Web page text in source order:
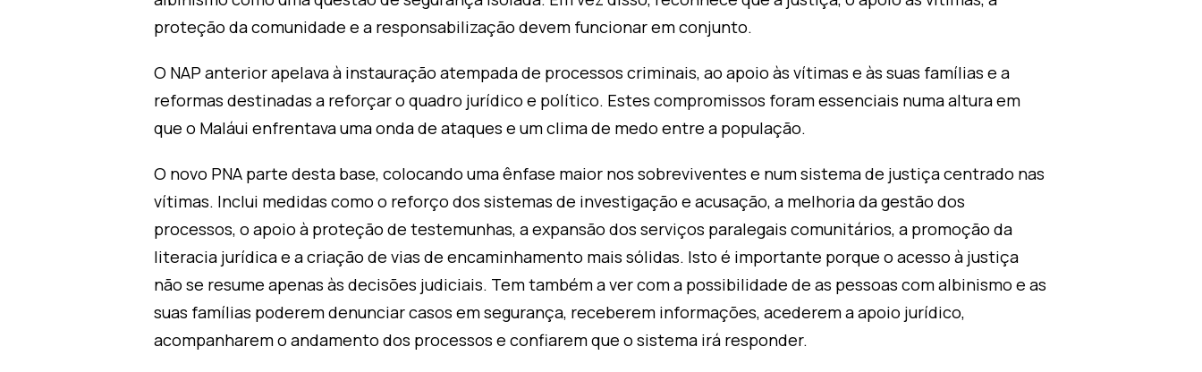
proteção da comunidade e a responsabilização devem funcionar em conjunto.
O NAP anterior apelava à instauração atempada de processos criminais, ao apoio às vítimas e às suas famílias e a
reformas destinadas a reforçar o quadro jurídico e político. Estes compromissos foram essenciais numa altura em
que o Maláui enfrentava uma onda de ataques e um clima de medo entre a população.
O novo PNA parte desta base, colocando uma ênfase maior nos sobreviventes e num sistema de justiça centrado nas
vítimas. Inclui medidas como o reforço dos sistemas de investigação e acusação, a melhoria da gestão dos
processos, o apoio à proteção de testemunhas, a expansão dos serviços paralegais comunitários, a promoção da
literacia jurídica e a criação de vias de encaminhamento mais sólidas. Isto é importante porque o acesso à justiça
não se resume apenas às decisões judiciais. Tem também a ver com a possibilidade de as pessoas com albinismo e as
suas famílias poderem denunciar casos em segurança, receberem informações, acederem a apoio jurídico,
acompanharem o andamento dos processos e confiarem que o sistema irá responder.